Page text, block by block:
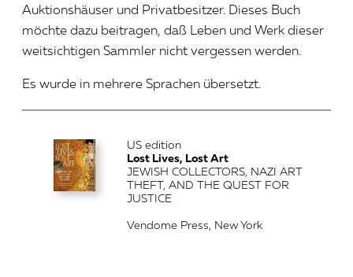
Auktionshäuser und Privatbesitzer. Dieses Buch
möchte dazu beitragen, daß Leben und Werk dieser
weitsichtigen Sammler nicht vergessen werden.
Es wurde in mehrere Sprachen übersetzt.
US edition
Lost Lives, Lost Art
JEWISH COLLECTORS, NAZI ART
THEFT, AND THE QUEST FOR
JUSTICE
Vendome Press, New York